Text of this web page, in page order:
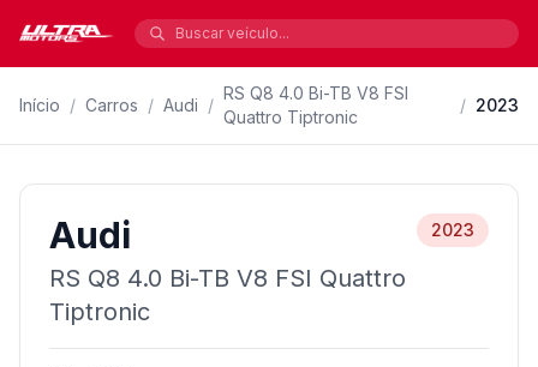
Início / Carros / Audi /
RS Q8 4.0 Bi-TB V8 FSI
Quattro Tiptronic
/ 2023
Audi
RS Q8 4.0 Bi-TB V8 FSI Quattro
Tiptronic
2023